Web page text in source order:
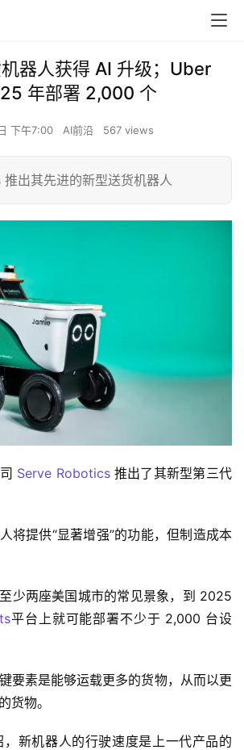
器人获得 AI 升级；Uber
年部署 2,000 个
下午7:00 AI前沿 567 views
出其先进的新型送货机器人
Serve Robotics 推出了其新型第三代
将提供“显著增强”的功能，但制造成本
少两座美国城市的常见景象，到 2025
平台上就可能部署不少于 2,000 台设
要素是能够运载更多的货物，从而以更
货物。
新机器人的行驶速度是上一代产品的